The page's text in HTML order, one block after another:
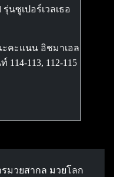
นซูเปอร์เวลเธอ
คะแนน อิชมาเอล
114-113, 112-115
มวยสากล มวยโลก